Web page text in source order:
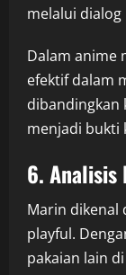
melalui dialog
Dalam anime
efektif dalam
dibandingkan
menjadi bukti
6. Analisis
Marin dikenal
playful.
pakaian lain